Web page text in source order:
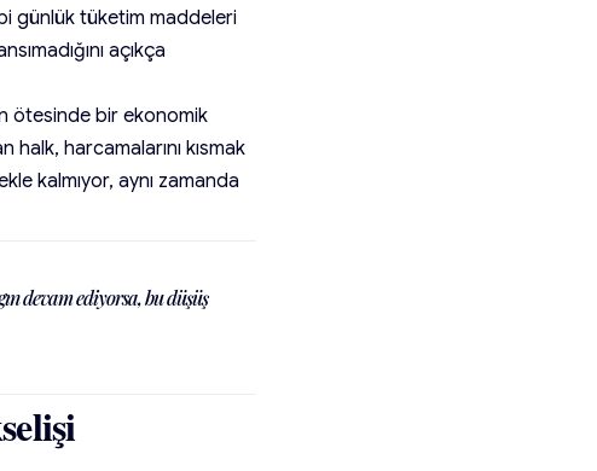
günlük tüketim maddeleri
açıkça
ötesinde bir ekonomik
harcamalarını kısmak
kalmıyor, aynı zamanda
devam ediyorsa, bu düşüş